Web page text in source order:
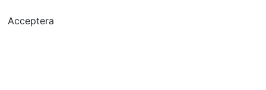
Acceptera